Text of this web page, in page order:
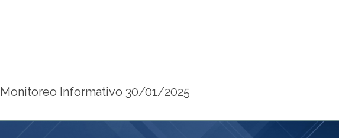
Monitoreo Informativo 30/01/2025